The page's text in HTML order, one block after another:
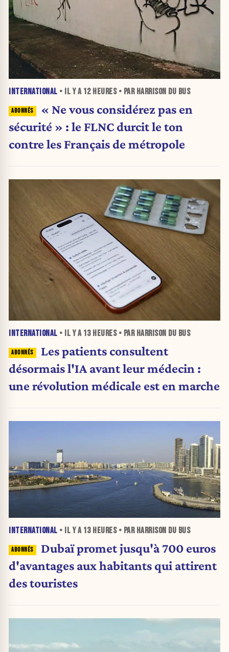
INTERNATIONAL • IL Y A 12 HEURES• PAR HARRISON DU BUS
« Ne vous considérez pas en
sécurité » : le FLNC durcit le ton
contre les Français de métropole
INTERNATIONAL • IL Y A 13 HEURES• PAR HARRISON DU BUS
Les patients consultent
désormais l'IA avant leur médecin :
une révolution médicale est en marche
INTERNATIONAL • IL Y A 13 HEURES• PAR HARRISON DU BUS
Dubaï promet jusqu'à 700 euros
d'avantages aux habitants qui attirent
des touristes